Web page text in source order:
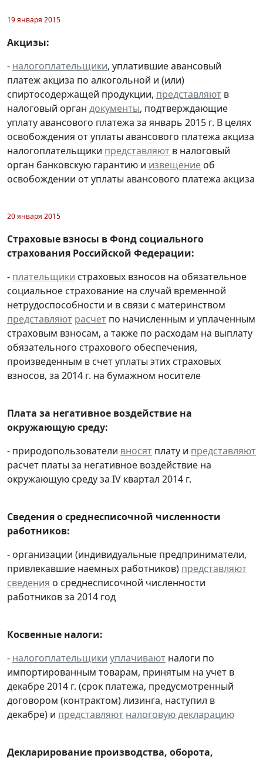
19 января 2015
Акцизы:
- налогоплательщики, уплатившие авансовый
платеж акциза по алкогольной и (или)
спиртосодержащей продукции, представляют в
налоговый орган документы, подтверждающие
уплату авансового платежа за январь 2015 г. В целях
освобождения от уплаты авансового платежа акциза
налогоплательщики представляют в налоговый
орган банковскую гарантию и извещение об
освобождении от уплаты авансового платежа акциза
20 января 2015
Страховые взносы в Фонд социального
страхования Российской Федерации:
- плательщики страховых взносов на обязательное
социальное страхование на случай временной
нетрудоспособности и в связи с материнством
представляют расчет по начисленным и уплаченным
страховым взносам, а также по расходам на выплату
обязательного страхового обеспечения,
произведенным в счет уплаты этих страховых
взносов, за 2014 г. на бумажном носителе
Плата за негативное воздействие на
окружающую среду:
- природопользователи вносят плату и представляют
расчет платы за негативное воздействие на
окружающую среду за IV квартал 2014 г.
Сведения о среднесписочной численности
работников:
- организации (индивидуальные предприниматели,
привлекавшие наемных работников) представляют
сведения о среднесписочной численности
работников за 2014 год
Косвенные налоги:
- налогоплательщики уплачивают налоги по
импортированным товарам, принятым на учет в
декабре 2014 г. (срок платежа, предусмотренный
договором (контрактом) лизинга, наступил в
декабре) и представляют налоговую декларацию
Декларирование производства, оборота,